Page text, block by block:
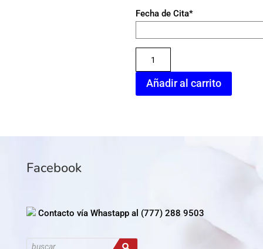
Fecha de Cita*
GLICOSILADA
cantidad
Añadir al carrito
Facebook
Contacto vía Whastapp al (777) 288 9503
Búsqueda